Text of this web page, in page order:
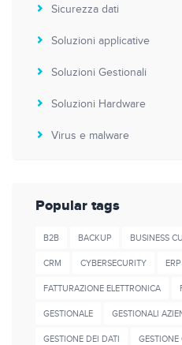
Sicurezza dati
Soluzioni applicative
Soluzioni Gestionali
Soluzioni Hardware
Virus e malware
Popular tags
B2B BACKUP BUSINESS
CRM CYBERSECURITY ERP
FATTURAZIONE ELETTRONICA
GESTIONALE GESTIONALI
GESTIONE DEI DATI GESTIONE